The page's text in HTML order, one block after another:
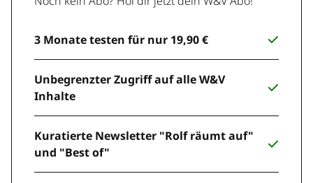
3 Monate testen für nur 19,90 €
Unbegrenzter Zugriff auf alle W&V
Inhalte
Kuratierte Newsletter "Rolf räumt auf"
und "Best of"